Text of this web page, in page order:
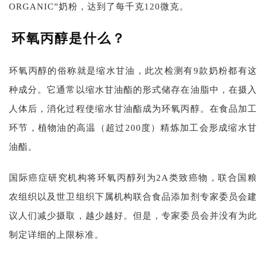
ORGANIC”奶粉，达到了每千克120微克。
环氧丙醇是什么？
环氧丙醇的俗称就是缩水甘油，此次检测有9款奶粉都有这
种成分。它通常以缩水甘油酯的形式储存在油脂中，在摄入
人体后，消化过程使缩水甘油酯成为环氧丙醇。在食品加工
环节，植物油的高温（超过200度）精炼加工会形成缩水甘
油酯。
国际癌症研究机构将环氧丙醇列为2A类致癌物，联合国粮
农组织以及世卫组织下属机构联合食品添加剂专家委员会建
议人们减少摄取，越少越好。但是，专家委员会并没有为此
制定详细的上限标准。